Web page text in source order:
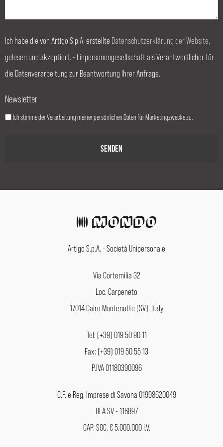
Ich habe die von Artigo S.p.A. erstellte Datenschutzerklärung der Website,
gelesen und akzeptiert. - Einpersonengesellschaft als Verantwortlicher für
die Datenverarbeitung zur Beantwortung Ihrer Anfrage.
Newsletter
Ich stimme der Verarbeitung meiner persönlichen Daten für Marketingzwecke zu.
Artigo S.p.A. - Società Unipersonale
Via Cortemilia 32
Loc. Carpeneto
17014 Cairo Montenotte (SV), Italy
Tel: (+39) 019 50 90 11
Fax: (+39) 019 50 55 13
P.IVA 01180390096
C.F. e Reg. Imprese di Savona 01998620049
REA SV - 116897
CAP. SOC. € 5.000.000 I.V.